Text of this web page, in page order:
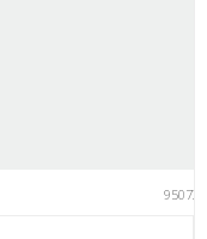
95073